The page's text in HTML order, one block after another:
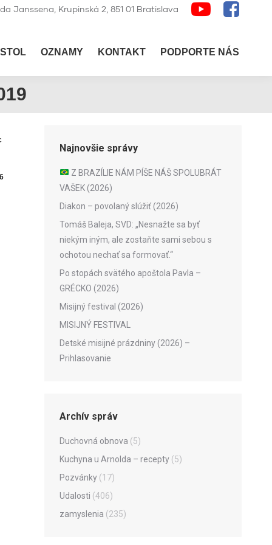
Janssena, Krupinská 2, 851 01 Bratislava
OZNAMY KONTAKT PODPORTE NÁS
Najnovšie správy
Z BRAZÍLIE NÁM PÍŠE NÁŠ SPOLUBRÁT
VAŠEK (2026)
Diakon – povolaný slúžiť (2026)
Tomáš Baleja, SVD: „Nesnažte sa byť
niekým iným, ale zostaňte sami sebou s
ochotou nechať sa formovať.“
Po stopách svätého apoštola Pavla –
GRÉCKO (2026)
Misijný festival (2026)
MISIJNÝ FESTIVAL
Detské misijné prázdniny (2026) –
Prihlasovanie
Archív správ
Duchovná obnova (5)
Kuchyna u Arnolda – recepty (5)
Pozvánky (17)
Udalosti (406)
zamyslenia (235)